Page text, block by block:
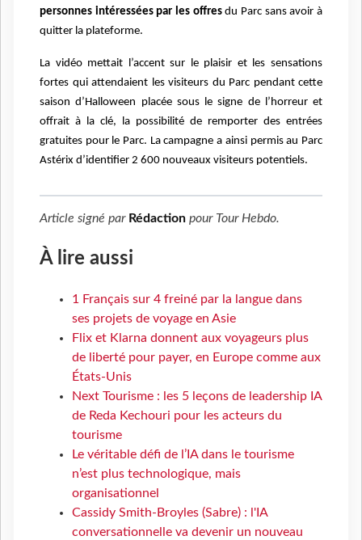
personnes intéressées par les offresdu Parc sans avoir à
quitter la plateforme.
La vidéo mettait l’accent sur le plaisir et les sensations
fortes qui attendaient les visiteurs du Parc pendant cette
saison d’Halloween placée sous le signe de l’horreur et
offrait à la clé, la possibilité de remporter des entrées
gratuites pour le Parc. La campagne a ainsi permis au Parc
Astérix d’identifier 2 600 nouveaux visiteurs potentiels.
Article signé par Rédaction pour Tour Hebdo.
À lire aussi
1 Français sur 4 freiné par la langue dans
ses projets de voyage en Asie
Flix et Klarna donnent aux voyageurs plus
de liberté pour payer, en Europe comme aux
États-Unis
Next Tourisme : les 5 leçons de leadership IA
de Reda Kechouri pour les acteurs du
tourisme
Le véritable défi de l’IA dans le tourisme
n’est plus technologique, mais
organisationnel
Cassidy Smith-Broyles (Sabre) : l'IA
conversationnelle va devenir un nouveau